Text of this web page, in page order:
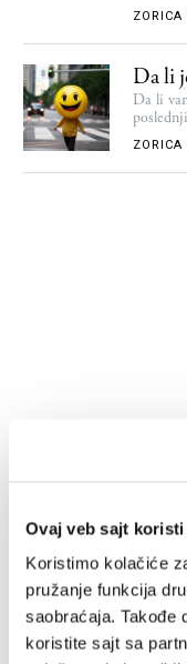
Ovaj veb sajt
Koristimo kolačiće
pružanje funkcija
saobraćaja. Takođe
koristite sajt sa
ZORICA
Da li
Da li
ZORICA
Ali ne
zbog
ZORICA